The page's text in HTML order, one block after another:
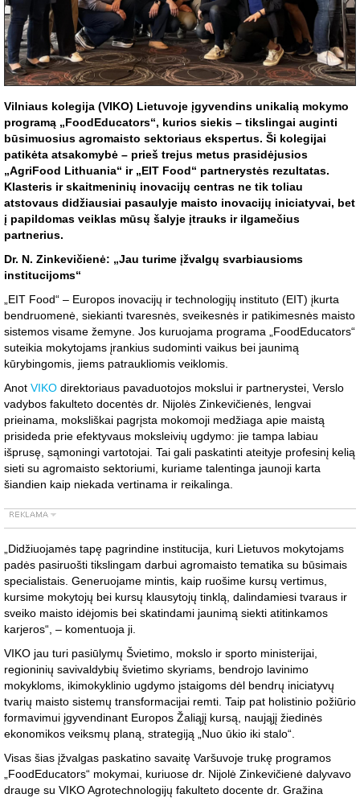
Vilniaus kolegija (VIKO) Lietuvoje įgyvendins unikalią mokymo
programą „FoodEducators“, kurios siekis – tikslingai auginti
būsimuosius agromaisto sektoriaus ekspertus. Ši kolegijai
patikėta atsakomybė – prieš trejus metus prasidėjusios
„AgriFood Lithuania“ ir „EIT Food“ partnerystės rezultatas.
Klasteris ir skaitmeninių inovacijų centras ne tik toliau
atstovaus didžiausiai pasaulyje maisto inovacijų iniciatyvai, bet
į papildomas veiklas mūsų šalyje įtrauks ir ilgamečius
partnerius.
Dr. N. Zinkevičienė: „Jau turime įžvalgų svarbiausioms
institucijoms“
„EIT Food“ – Europos inovacijų ir technologijų instituto (EIT) įkurta
bendruomenė, siekianti tvaresnės, sveikesnės ir patikimesnės maisto
sistemos visame žemyne. Jos kuruojama programa „FoodEducators“
suteikia mokytojams įrankius sudominti vaikus bei jaunimą
kūrybingomis, jiems patraukliomis veiklomis.
Anot VIKO direktoriaus pavaduotojos mokslui ir partnerystei, Verslo
vadybos fakulteto docentės dr. Nijolės Zinkevičienės, lengvai
prieinama, moksliškai pagrįsta mokomoji medžiaga apie maistą
prisideda prie efektyvaus moksleivių ugdymo: jie tampa labiau
išprusę, sąmoningi vartotojai. Tai gali paskatinti ateityje profesinį kelią
sieti su agromaisto sektoriumi, kuriame talentinga jaunoji karta
šiandien kaip niekada vertinama ir reikalinga.
„Didžiuojamės tapę pagrindine institucija, kuri Lietuvos mokytojams
padės pasiruošti tikslingam darbui agromaisto tematika su būsimais
specialistais. Generuojame mintis, kaip ruošime kursų vertimus,
kursime mokytojų bei kursų klausytojų tinklą, dalindamiesi tvaraus ir
sveiko maisto idėjomis bei skatindami jaunimą siekti atitinkamos
karjeros“, – komentuoja ji.
VIKO jau turi pasiūlymų Švietimo, mokslo ir sporto ministerijai,
regioninių savivaldybių švietimo skyriams, bendrojo lavinimo
mokykloms, ikimokyklinio ugdymo įstaigoms dėl bendrų iniciatyvų
tvarių maisto sistemų transformacijai remti. Taip pat holistinio požiūrio
formavimui įgyvendinant Europos Žaliąjį kursą, naująjį žiedinės
ekonomikos veiksmų planą, strategiją „Nuo ūkio iki stalo“.
Visas šias įžvalgas paskatino savaitę Varšuvoje trukę programos
„FoodEducators“ mokymai, kuriuose dr. Nijolė Zinkevičienė dalyvavo
drauge su VIKO Agrotechnologijų fakulteto docente dr. Gražina